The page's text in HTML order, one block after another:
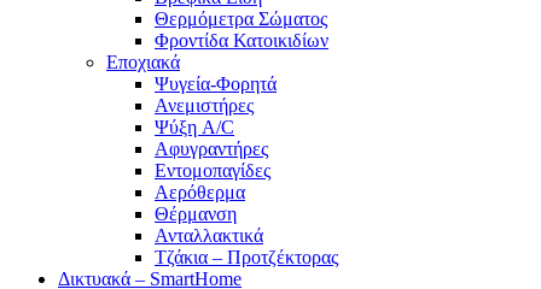
Θερμόμετρα Σώματος
Φροντίδα Κατοικιδίων
Εποχιακά
Ψυγεία-Φορητά
Ανεμιστήρες
Ψύξη A/C
Αφυγραντήρες
Εντομοπαγίδες
Αερόθερμα
Θέρμανση
Ανταλλακτικά
Τζάκια – Προτζέκτορας
Δικτυακά – SmartHome